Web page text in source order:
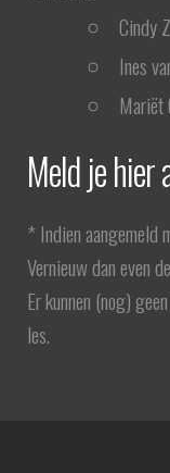
Cindy
Ines
Mariët
Meld je hier
* Indien aangemeld
Vernieuw dan even
Er kunnen (nog)
les.